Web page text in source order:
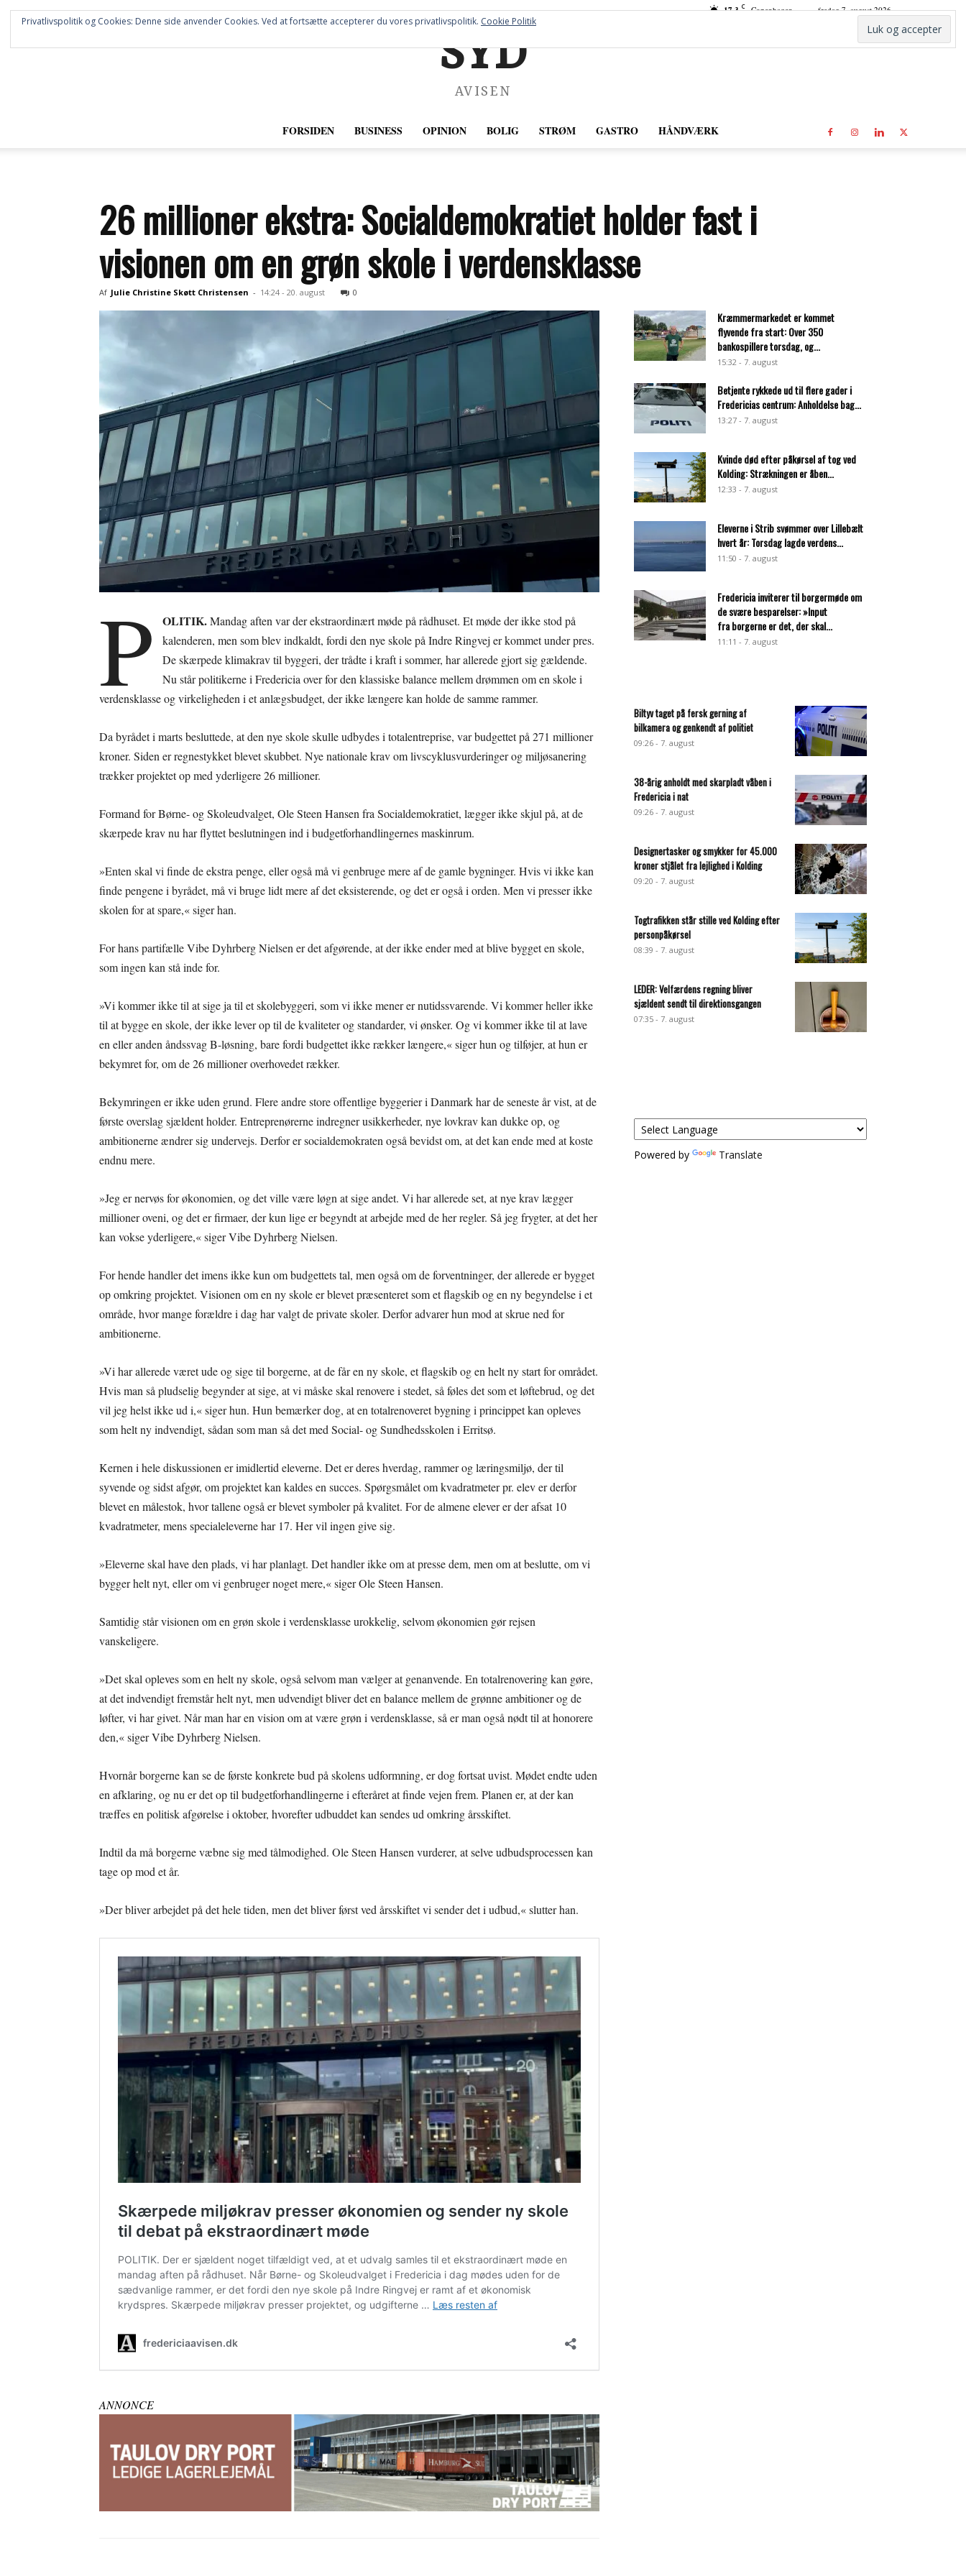
17.3 C Copenhagen fredag 7. august 2026
SYD
AVISEN
FORSIDEN BUSINESS OPINION BOLIG STRØM GASTRO HÅNDVÆRK
26 millioner ekstra: Socialdemokratiet holder fast i
visionen om en grøn skole i verdensklasse
Af Julie Christine Skøtt Christensen - 14:24 - 20. august 0
P OLITIK.Mandag aften var der ekstraordinært møde på rådhuset. Et møde der ikke stod på
kalenderen, men som blev indkaldt, fordi den nye skole på Indre Ringvej er kommet under pres.
De skærpede klimakrav til byggeri, der trådte i kraft i sommer, har allerede gjort sig gældende.
Nu står politikerne i Fredericia over for den klassiske balance mellem drømmen om en skole i
verdensklasse og virkeligheden i et anlægsbudget, der ikke længere kan holde de samme rammer.
Da byrådet i marts besluttede, at den nye skole skulle udbydes i totalentreprise, var budgettet på 271 millioner
kroner. Siden er regnestykket blevet skubbet. Nye nationale krav om livscyklusvurderinger og miljøsanering
trækker projektet op med yderligere 26 millioner.
Formand for Børne- og Skoleudvalget, Ole Steen Hansen fra Socialdemokratiet, lægger ikke skjul på, at de
skærpede krav nu har flyttet beslutningen ind i budgetforhandlingernes maskinrum.
»Enten skal vi finde de ekstra penge, eller også må vi genbruge mere af de gamle bygninger. Hvis vi ikke kan
finde pengene i byrådet, må vi bruge lidt mere af det eksisterende, og det er også i orden. Men vi presser ikke
skolen for at spare,« siger han.
For hans partifælle Vibe Dyhrberg Nielsen er det afgørende, at der ikke ender med at blive bygget en skole,
som ingen kan stå inde for.
»Vi kommer ikke til at sige ja til et skolebyggeri, som vi ikke mener er nutidssvarende. Vi kommer heller ikke
til at bygge en skole, der ikke lever op til de kvaliteter og standarder, vi ønsker. Og vi kommer ikke til at lave
en eller anden åndssvag B-løsning, bare fordi budgettet ikke rækker længere,« siger hun og tilføjer, at hun er
bekymret for, om de 26 millioner overhovedet rækker.
Bekymringen er ikke uden grund. Flere andre store offentlige byggerier i Danmark har de seneste år vist, at de
første overslag sjældent holder. Entreprenørerne indregner usikkerheder, nye lovkrav kan dukke op, og
ambitionerne ændrer sig undervejs. Derfor er socialdemokraten også bevidst om, at det kan ende med at koste
endnu mere.
»Jeg er nervøs for økonomien, og det ville være løgn at sige andet. Vi har allerede set, at nye krav lægger
millioner oveni, og det er firmaer, der kun lige er begyndt at arbejde med de her regler. Så jeg frygter, at det her
kan vokse yderligere,« siger Vibe Dyhrberg Nielsen.
For hende handler det imens ikke kun om budgettets tal, men også om de forventninger, der allerede er bygget
op omkring projektet. Visionen om en ny skole er blevet præsenteret som et flagskib og en ny begyndelse i et
område, hvor mange forældre i dag har valgt de private skoler. Derfor advarer hun mod at skrue ned for
ambitionerne.
»Vi har allerede været ude og sige til borgerne, at de får en ny skole, et flagskib og en helt ny start for området.
Hvis man så pludselig begynder at sige, at vi måske skal renovere i stedet, så føles det som et løftebrud, og det
vil jeg helst ikke ud i,« siger hun. Hun bemærker dog, at en totalrenoveret bygning i princippet kan opleves
som helt ny indvendigt, sådan som man så det med Social- og Sundhedsskolen i Erritsø.
Kernen i hele diskussionen er imidlertid eleverne. Det er deres hverdag, rammer og læringsmiljø, der til
syvende og sidst afgør, om projektet kan kaldes en succes. Spørgsmålet om kvadratmeter pr. elev er derfor
blevet en målestok, hvor tallene også er blevet symboler på kvalitet. For de almene elever er der afsat 10
kvadratmeter, mens specialeleverne har 17. Her vil ingen give sig.
»Eleverne skal have den plads, vi har planlagt. Det handler ikke om at presse dem, men om at beslutte, om vi
bygger helt nyt, eller om vi genbruger noget mere,« siger Ole Steen Hansen.
Samtidig står visionen om en grøn skole i verdensklasse urokkelig, selvom økonomien gør rejsen
vanskeligere.
»Det skal opleves som en helt ny skole, også selvom man vælger at genanvende. En totalrenovering kan gøre,
at det indvendigt fremstår helt nyt, men udvendigt bliver det en balance mellem de grønne ambitioner og de
løfter, vi har givet. Når man har en vision om at være grøn i verdensklasse, så er man også nødt til at honorere
den,« siger Vibe Dyhrberg Nielsen.
Hvornår borgerne kan se de første konkrete bud på skolens udformning, er dog fortsat uvist. Mødet endte uden
en afklaring, og nu er det op til budgetforhandlingerne i efteråret at finde vejen frem. Planen er, at der kan
træffes en politisk afgørelse i oktober, hvorefter udbuddet kan sendes ud omkring årsskiftet.
Indtil da må borgerne væbne sig med tålmodighed. Ole Steen Hansen vurderer, at selve udbudsprocessen kan
tage op mod et år.
»Der bliver arbejdet på det hele tiden, men det bliver først ved årsskiftet vi sender det i udbud,« slutter han.
ANNONCE
Kræmmermarkedet er kommet
flyvende fra start: Over 350
bankospillere torsdag, og...
15:32 - 7. august
Betjente rykkede ud til flere gader i
Fredericias centrum: Anholdelse bag...
13:27 - 7. august
Kvinde død efter påkørsel af tog ved
Kolding: Strækningen er åben...
12:33 - 7. august
Eleverne i Strib svømmer over Lillebælt
hvert år: Torsdag lagde verdens...
11:50 - 7. august
Fredericia inviterer til borgermøde om
de svære besparelser: »Input
fra borgerne er det, der skal...
11:11 - 7. august
Biltyv taget på fersk gerning af
bilkamera og genkendt af politiet
09:26 - 7. august
38-årig anholdt med skarpladt våben i
Fredericia i nat
09:26 - 7. august
Designertasker og smykker for 45.000
kroner stjålet fra lejlighed i Kolding
09:20 - 7. august
Togtrafikken står stille ved Kolding efter
personpåkørsel
08:39 - 7. august
LEDER: Velfærdens regning bliver
sjældent sendt til direktionsgangen
07:35 - 7. august
Powered by Translate
Privatlivspolitik og Cookies: Denne side anvender Cookies. Ved at fortsætte accepterer du vores privatlivspolitik. Cookie Politik